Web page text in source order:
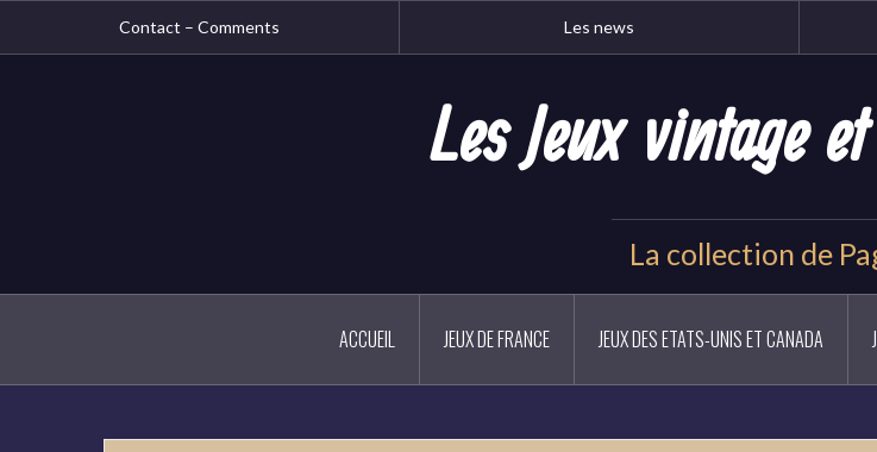
Contact – Comments Les news
Les Jeux vintage
La collection de
ACCUEIL JEUX DE FRANCE JEUX DES ETATS-UNIS ET CANADA